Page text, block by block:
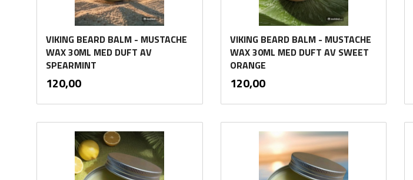
VIKING BEARD BALM - MUSTACHE
WAX 30ML MED DUFT AV
SPEARMINT
Pris
120,00mva.
Kjøp
VIKING BEARD BALM - MUSTACHE
WAX 30ML MED DUFT AV SWEET
ORANGE
Pris
120,00mva.
Kjøp